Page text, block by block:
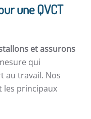
une QVCT
et assurons
qui
au travail. Nos
les principaux